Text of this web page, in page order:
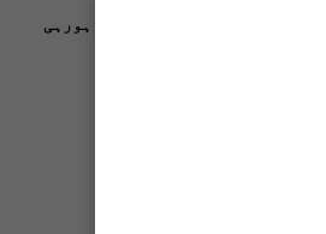
کیلیے کیسے خطرناک ثابت ہورہی